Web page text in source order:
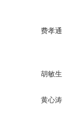
费孝通
胡敏生
黄心涛